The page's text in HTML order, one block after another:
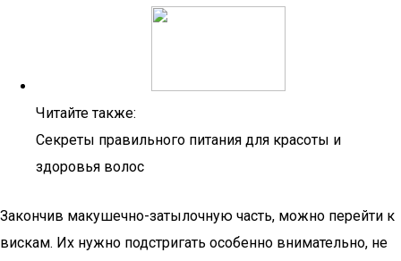
Читайте также:
Секреты правильного питания для красоты и
здоровья волос
Закончив макушечно-затылочную часть, можно перейти к
вискам. Их нужно подстригать особенно внимательно, не